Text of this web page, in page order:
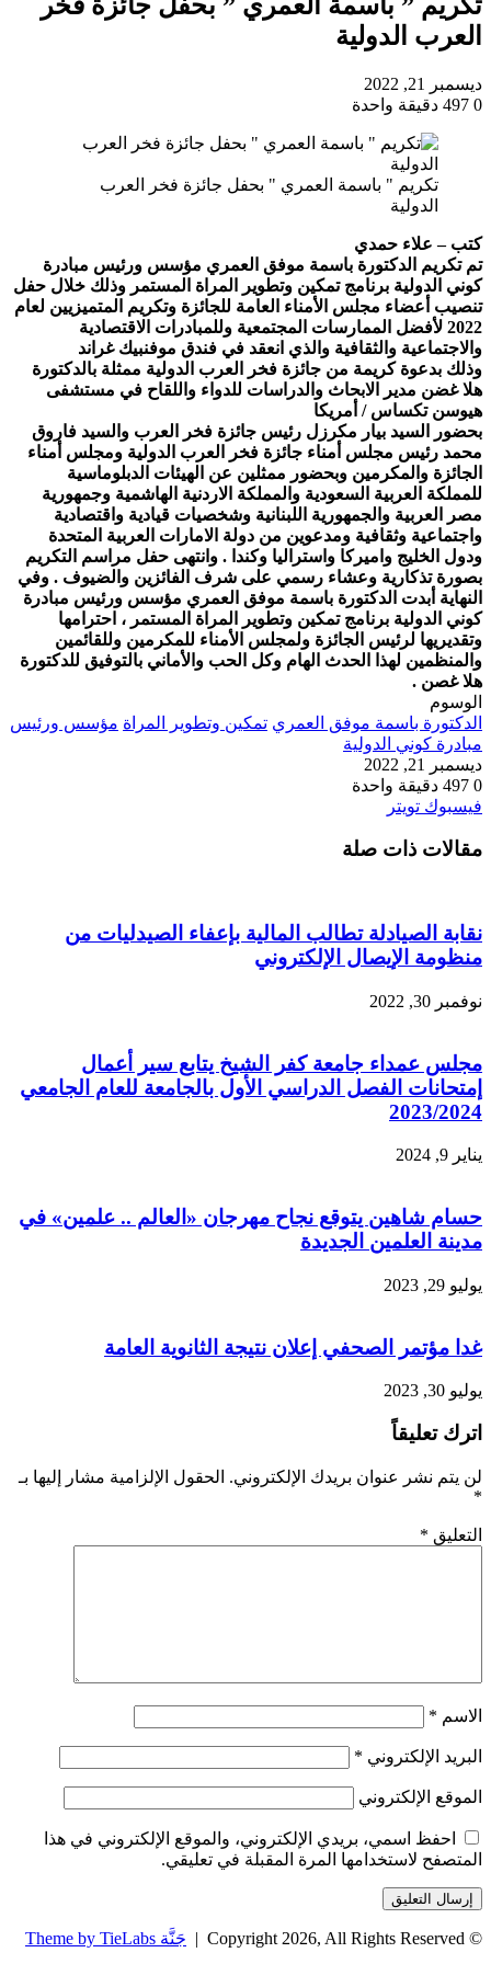
تكريم ” باسمة العمري ” بحفل جائزة فخر
العرب الدولية
ديسمبر 21, 2022
0
دقيقة واحدة
تكريم " باسمة العمري " بحفل جائزة فخر العرب
الدولية
كتب – علاء حمدي
تم تكريم الدكتورة باسمة موفق العمري مؤسس ورئيس مبادرة
كوني الدولية برنامج تمكين وتطوير المراة المستمر وذلك خلال حفل
تنصيب أعضاء مجلس الأمناء العامة للجائزة وتكريم المتميزيين لعام
2022 لأفضل الممارسات المجتمعية وللمبادرات الاقتصادية
والاجتماعية والثقافية والذي انعقد في فندق موفنبيك غراند
وذلك بدعوة كريمة من جائزة فخر العرب الدولية ممثلة بالدكتورة
هلا غضن مدير الابحاث والدراسات للدواء واللقاح في مستشفى
هيوسن تكساس / أمريكا
بحضور السيد بيار مكرزل رئيس جائزة فخر العرب والسيد فاروق
محمد رئيس مجلس أمناء جائزة فخر العرب الدولية ومجلس أمناء
الجائزة والمكرمين وبحضور ممثلين عن الهيئات الدبلوماسية
للمملكة العربية السعودية والمملكة الاردنية الهاشمية وجمهورية
مصر العربية والجمهورية اللبنانية وشخصيات قيادية واقتصادية
واجتماعية وثقافية ومدعوين من دولة الامارات العربية المتحدة
ودول الخليج واميركا واستراليا وكندا . وانتهى حفل مراسم التكريم
بصورة تذكارية وعشاء رسمي على شرف الفائزين والضيوف . وفي
النهاية أبدت الدكتورة باسمة موفق العمري مؤسس ورئيس مبادرة
كوني الدولية برنامج تمكين وتطوير المراة المستمر ، احترامها
وتقديريها لرئيس الجائزة ولمجلس الأمناء للمكرمين وللقائمين
والمنظمين لهذا الحدث الهام وكل الحب والأماني بالتوفيق للدكتورة
هلا غصن .
الوسوم
الدكتورة باسمة موفق العمري تمكين وتطوير المراة مؤسس ورئيس
مبادرة كوني الدولية
ديسمبر 21, 2022
0
دقيقة واحدة
فيسبوك تويتر
البريد
مقالات ذات صلة
نقابة الصيادلة تطالب المالية بإعفاء الصيدليات من
منظومة الإيصال الإلكتروني
نوفمبر 30, 2022
مجلس عمداء جامعة كفر الشيخ يتابع سير أعمال
إمتحانات الفصل الدراسي الأول بالجامعة للعام الجامعي
2023/2024
يناير 9, 2024
حسام شاهين يتوقع نجاح مهرجان «العالم .. علمين» في
مدينة العلمين الجديدة
يوليو 29, 2023
غدا مؤتمر الصحفي إعلان نتيجة الثانوية العامة
يوليو 30, 2023
اترك تعليقاً
لن يتم نشر عنوان بريدك الإلكتروني. الحقول الإلزامية مشار إليها بـ
*
التعليق *
الاسم *
البريد الإلكتروني *
الموقع الإلكتروني
احفظ اسمي، بريدي الإلكتروني، والموقع الإلكتروني في هذا
المتصفح لاستخدامها المرة المقبلة في تعليقي.
© Copyright 2026, All Rights Reserved | جَنَّة Theme by TieLabs